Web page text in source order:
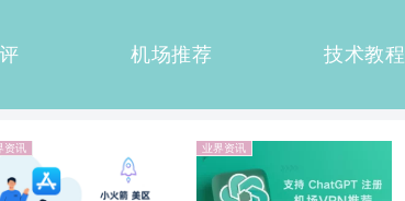
机场推荐 技术教程
资讯 业界资讯